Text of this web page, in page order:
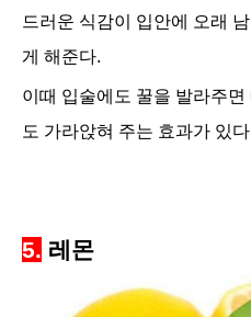
드러운 식감이 입안에 오래
게 해준다.
이때 입술에도 꿀을 발라주면
도 가라앉혀 주는 효과가 있
5. 레몬